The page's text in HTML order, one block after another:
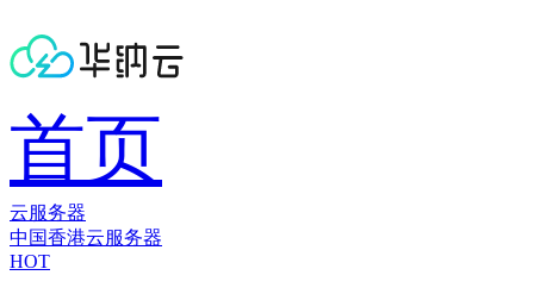
首页
云服务器
中国香港云服务器
HOT